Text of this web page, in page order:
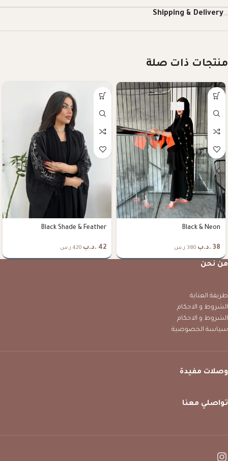
Shipping & Delivery
منتجات ذات صلة
Black & Neon
38 .د.ب 380 ر.س
Black Shade & Feather
42 .د.ب 420 ر.س
من نحن
طريقة العناية
الشروط و الاحكام
الشروط و الاحكام
سياسة الخصوصية
وصلات مفيدة
تواصلي معنا